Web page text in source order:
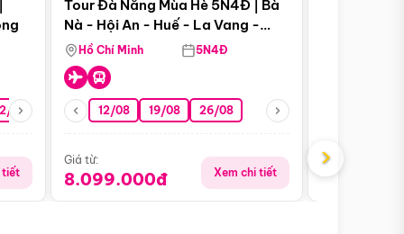
08 26/08 05/09 09/09 12/09
tiết
Tour Đà Nẵng Mùa Hè 5N4Đ | Bà
Nà - Hội An - Huế - La Vang -
Động Thiên Đường
Hồ Chí Minh 5N4Đ
12/08 19/08 26/08
Giá từ:
8.099.000đ Xem chi tiết
Giá từ:
›